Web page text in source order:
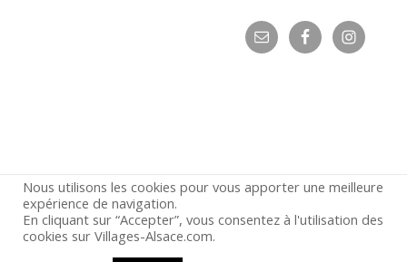
© 2026 · Villages d'Alsace
Nous utilisons les cookies pour vous apporter une meilleure
expérience de navigation.
En cliquant sur “Accepter”, vous consentez à l'utilisation des
cookies sur Villages-Alsace.com.